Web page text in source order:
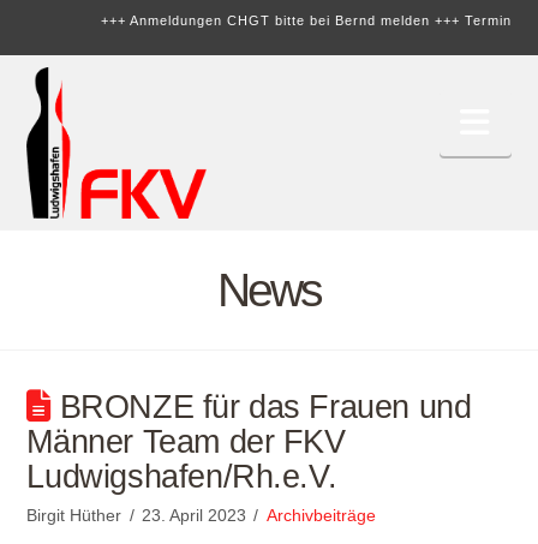
+++ Anmeldungen CHGT bitte bei Bernd melden +++Termine online
News
BRONZE für das Frauen und
Männer Team der FKV
Ludwigshafen/Rh.e.V.
Birgit Hüther 23. April 2023 Archivbeiträge